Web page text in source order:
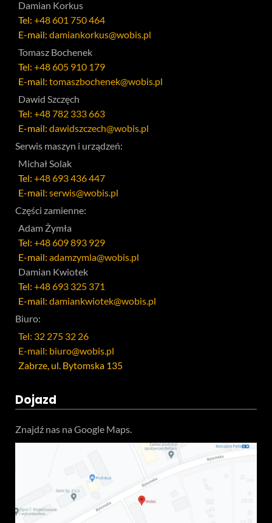
Damian Korkus
Tel: +48 601 750 464
E-mail: damiankorkus@wobis.pl
Tomasz Bochenek
Tel: +48 605 910 179
E-mail: tomaszbochenek@wobis.pl
Dawid Szczęch
Tel: +48 782 333 663
E-mail: dawidszczech@wobis.pl
Serwis maszyn i urządzeń:
Michał Solak
Tel: +48 693 436 447
E-mail: serwis@wobis.pl
Części zamienne:
Adam Żymła
Tel: +48 609 893 929
E-mail: adamzymla@wobis.pl
Damian Kwiotek
Tel: +48 693 325 371
E-mail: damiankwiotek@wobis.pl
Biuro:
Tel: 32 275 32 26
E-mail: biuro@wobis.pl
Zabrze, ul. Bytomska 135
Dojazd
Znajdź nas na Google Maps.